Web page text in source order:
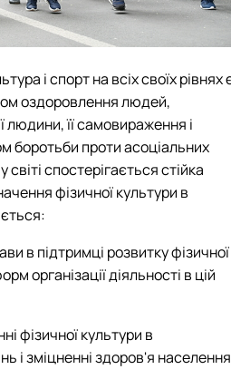
і спорт на всіх своїх рівнях
оздоровлення людей,
людини, її самовираження і
боротьби проти асоціальних
спостерігається стійка
фізичної культури в
в підтримці розвитку фізичної
організації діяльності в цій
фізичної культури в
і зміцненні здоров'я